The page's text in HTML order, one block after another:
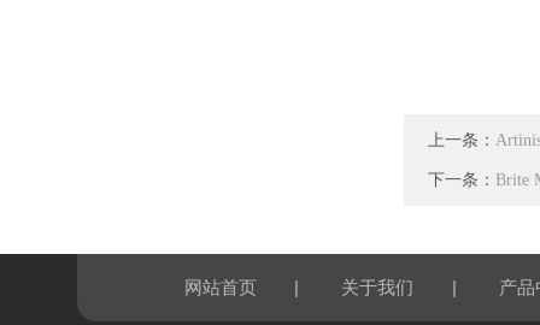
上一条：
下一条： Brite
网站首页 | 关于我们 | 产品